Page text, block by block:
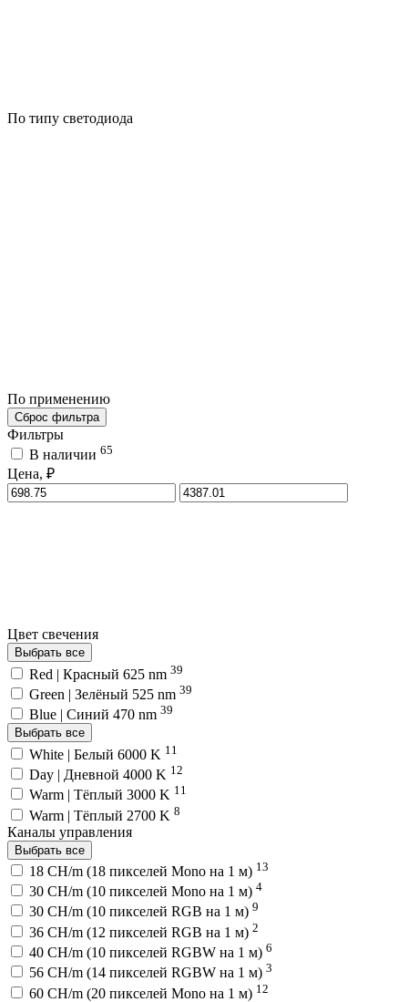
По типу светодиода
По применению
Сброс фильтра
Фильтры
В наличии 65
Цена, ₽
Цвет свечения
Выбрать все
Red | Красный 625 nm 39
Green | Зелёный 525 nm 39
Blue | Синий 470 nm 39
Выбрать все
White | Белый 6000 K 11
Day | Дневной 4000 K 12
Warm | Тёплый 3000 K 11
Warm | Тёплый 2700 K 8
Каналы управления
Выбрать все
18 CH/m (18 пикселей Mono на 1 м) 13
30 CH/m (10 пикселей Mono на 1 м) 4
30 CH/m (10 пикселей RGB на 1 м) 9
36 CH/m (12 пикселей RGB на 1 м) 2
40 CH/m (10 пикселей RGBW на 1 м) 6
56 CH/m (14 пикселей RGBW на 1 м) 3
60 CH/m (20 пикселей Mono на 1 м) 12